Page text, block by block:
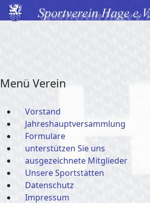
Menü Verein
Vorstand
Jahreshauptversammlung
Formulare
unterstützen Sie uns
ausgezeichnete Mitglieder
Unsere Sportstätten
Datenschutz
Impressum